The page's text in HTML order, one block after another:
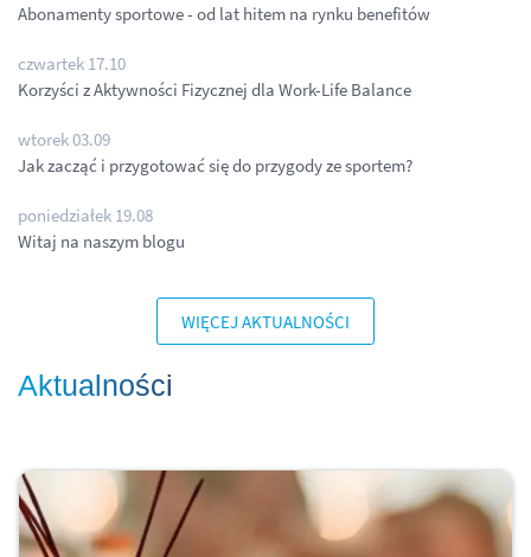
Abonamenty sportowe - od lat hitem na rynku benefitów
czwartek 17.10
Korzyści z Aktywności Fizycznej dla Work-Life Balance
wtorek 03.09
Jak zacząć i przygotować się do przygody ze sportem?
poniedziałek 19.08
Witaj na naszym blogu
WIĘCEJ AKTUALNOŚCI
Aktualności